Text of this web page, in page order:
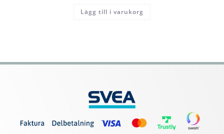
Lägg till i varukorg